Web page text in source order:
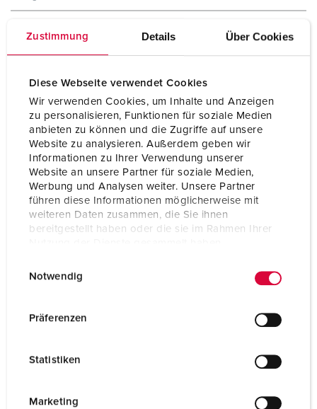
Zustimmung Details Über Cookies
Diese Webseite verwendet Cookies
Wir verwenden Cookies, um Inhalte und Anzeigen
zu personalisieren, Funktionen für soziale Medien
anbieten zu können und die Zugriffe auf unsere
Website zu analysieren. Außerdem geben wir
Informationen zu Ihrer Verwendung unserer
Website an unsere Partner für soziale Medien,
Werbung und Analysen weiter. Unsere Partner
führen diese Informationen möglicherweise mit
weiteren Daten zusammen, die Sie ihnen
bereitgestellt haben oder die sie im Rahmen Ihrer
Notwendig
Präferenzen
Statistiken
Marketing
Protection type IP44
Shutter Yes
Weight 140 g
Certifications EAC